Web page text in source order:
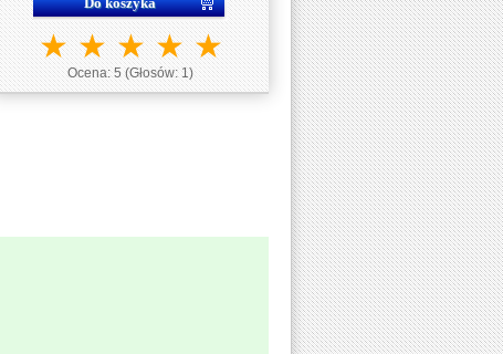
★ ★ ★ ★ ★
Ocena:5 (Głosów:1)